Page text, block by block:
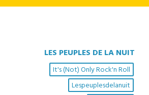
LES PEUPLES DE LA NUIT
It's (not) Only Rock'n Roll
Lespeuplesdelanuit